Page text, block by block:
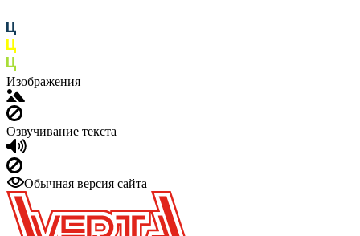
Изображения
Озвучивание текста
Обычная версия сайта